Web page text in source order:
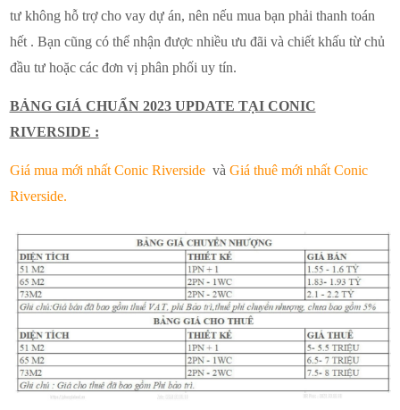
tư không hỗ trợ cho vay dự án, nên nếu mua bạn phải thanh toán
hết . Bạn cũng có thể nhận được nhiều ưu đãi và chiết khấu từ chủ
đầu tư hoặc các đơn vị phân phối uy tín.
BẢNG GIÁ CHUẨN 2023 UPDATE TẠI CONIC
RIVERSIDE :
Giá mua mới nhất Conic Riverside và Giá thuê mới nhất Conic
Riverside.